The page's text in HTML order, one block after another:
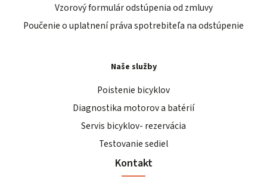
Vzorový formulár odstúpenia od zmluvy
Poučenie o uplatnení práva spotrebiteľa na odstúpenie
Naše služby
Poistenie bicyklov
Diagnostika motorov a batérií
Servis bicyklov- rezervácia
Testovanie sediel
Kontakt